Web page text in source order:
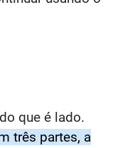
que é lado.
três partes, a